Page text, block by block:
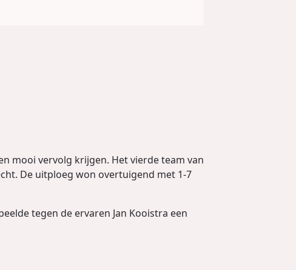
mooi vervolg krijgen. Het vierde team van
De uitploeg won overtuigend met 1-7
tegen de ervaren Jan Kooistra een